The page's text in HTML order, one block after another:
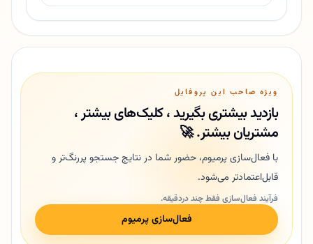
ویژه صاحب این پروفایل
بازدید بیشتری بگیرید ، کلیک‌های بیشتر ،
مشتریان بیشتر. 🚀
با فعال‌سازی پرمیوم، حضور شما در نتایج جستجو پررنگ‌تر و
قابل‌اعتمادتر می‌شود.
فرآیند فعال‌سازی فقط چند دردقیقه.
فعال‌سازی پرمیوم